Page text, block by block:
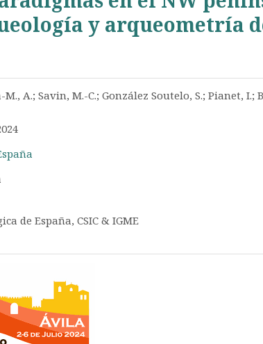
y arqueometría
A.; Savin, M.-C.; González Soutelo, S.; Pianet,
de España, CSIC & IGME